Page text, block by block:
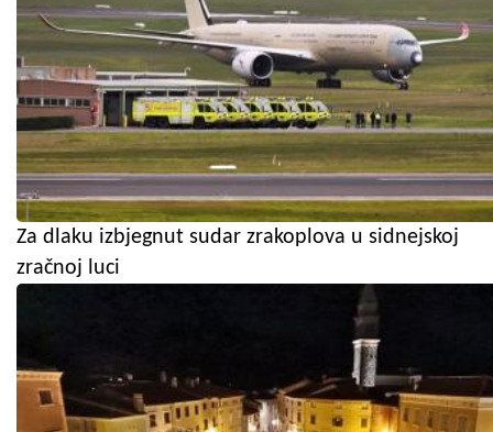
Za dlaku izbjegnut sudar zrakoplova u sidnejskoj
zračnoj luci